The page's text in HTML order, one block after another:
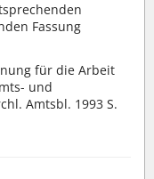
Fassung
für die Arbeit
und
Amtsbl. 1993 S.